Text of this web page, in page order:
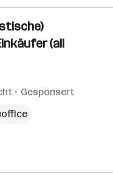
(all
Gesponsert